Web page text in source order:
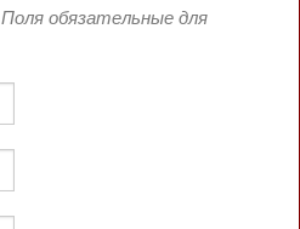
обязательные для